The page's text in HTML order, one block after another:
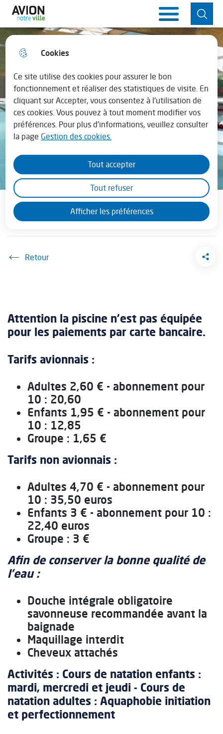
Cookies
Ce site utilise des cookies pour assurer le bon
fonctionnement et réaliser des statistiques de visite. En
cliquant sur Accepter, vous consentez à l'utilisation de
ces cookies. Vous pouvez à tout moment modifier vos
préférences. Pour plus d'informations, veuillez consulter
la page Gestion des cookies.
Afficher les préférences
Tout accepter
Tout refuser
Aller
au
menu
principal
Consulter
le plan du
site
Horaires de la mairie
Lundi : 13h30 - 17h30
Mardi au vendredi : 08h30 - 12h00 et de
13h45 - 17h30
En juillet - août la mairie est fermée le
Ville d'Avion
Piscine municipale
Accueil
Attention la piscine n’est pas équipée
pour les paiements par carte bancaire.
Tarifs avionnais :
Adultes 2,60 € - abonnement pour
10 : 20,60
Enfants 1,95 € - abonnement pour
10 : 12,85
Groupe : 1,65 €
Tarifs non avionnais :
Adultes 4,70 € - abonnement pour
10 : 35,50 euros
Enfants 3 € - abonnement pour 10 :
22,40 euros
Groupe : 3 €
Afin de conserver la bonne qualité de
l’eau :
Douche intégrale obligatoire
savonneuse recommandée avant la
baignade
Maquillage interdit
Cheveux attachés
Activités : Cours de natation enfants :
mardi, mercredi et jeudi - Cours de
natation adultes : Aquaphobie initiation
et perfectionnement